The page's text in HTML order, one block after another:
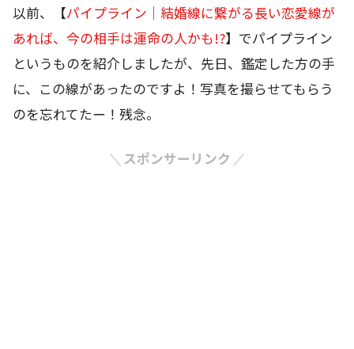
以前、【パイプライン｜結婚線に繋がる長い恋愛線が
あれば、今の相手は運命の人かも!?】でパイプライン
というものを紹介しましたが、先日、鑑定した方の手
に、この線があったのですよ！写真を撮らせてもらう
のを忘れてたー！残念。
スポンサーリンク